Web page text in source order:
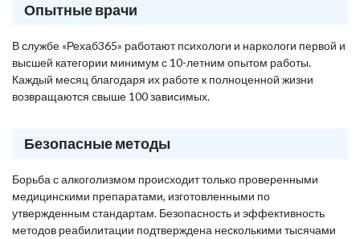
Опытные врачи
В службе «Рехаб365» работают психологи и наркологи первой и
высшей категории минимум с 10-летним опытом работы.
Каждый месяц благодаря их работе к полноценной жизни
возвращаются свыше 100 зависимых.
Безопасные методы
Борьба с алкоголизмом происходит только проверенными
медицинскими препаратами, изготовленными по
утвержденным стандартам. Безопасность и эффективность
методов реабилитации подтверждена несколькими тысячами